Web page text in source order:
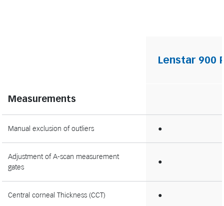
Lenstar 900
Measurements
Manual exclusion of outliers ●
Adjustment of A-scan measurement
gates
●
Central corneal Thickness (CCT) ●